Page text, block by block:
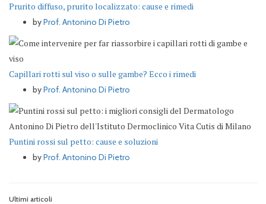
Prurito diffuso, prurito localizzato: cause e rimedi
byProf. Antonino Di Pietro
Capillari rotti sul viso o sulle gambe? Ecco i rimedi
byProf. Antonino Di Pietro
Puntini rossi sul petto: cause e soluzioni
byProf. Antonino Di Pietro
Ultimi articoli